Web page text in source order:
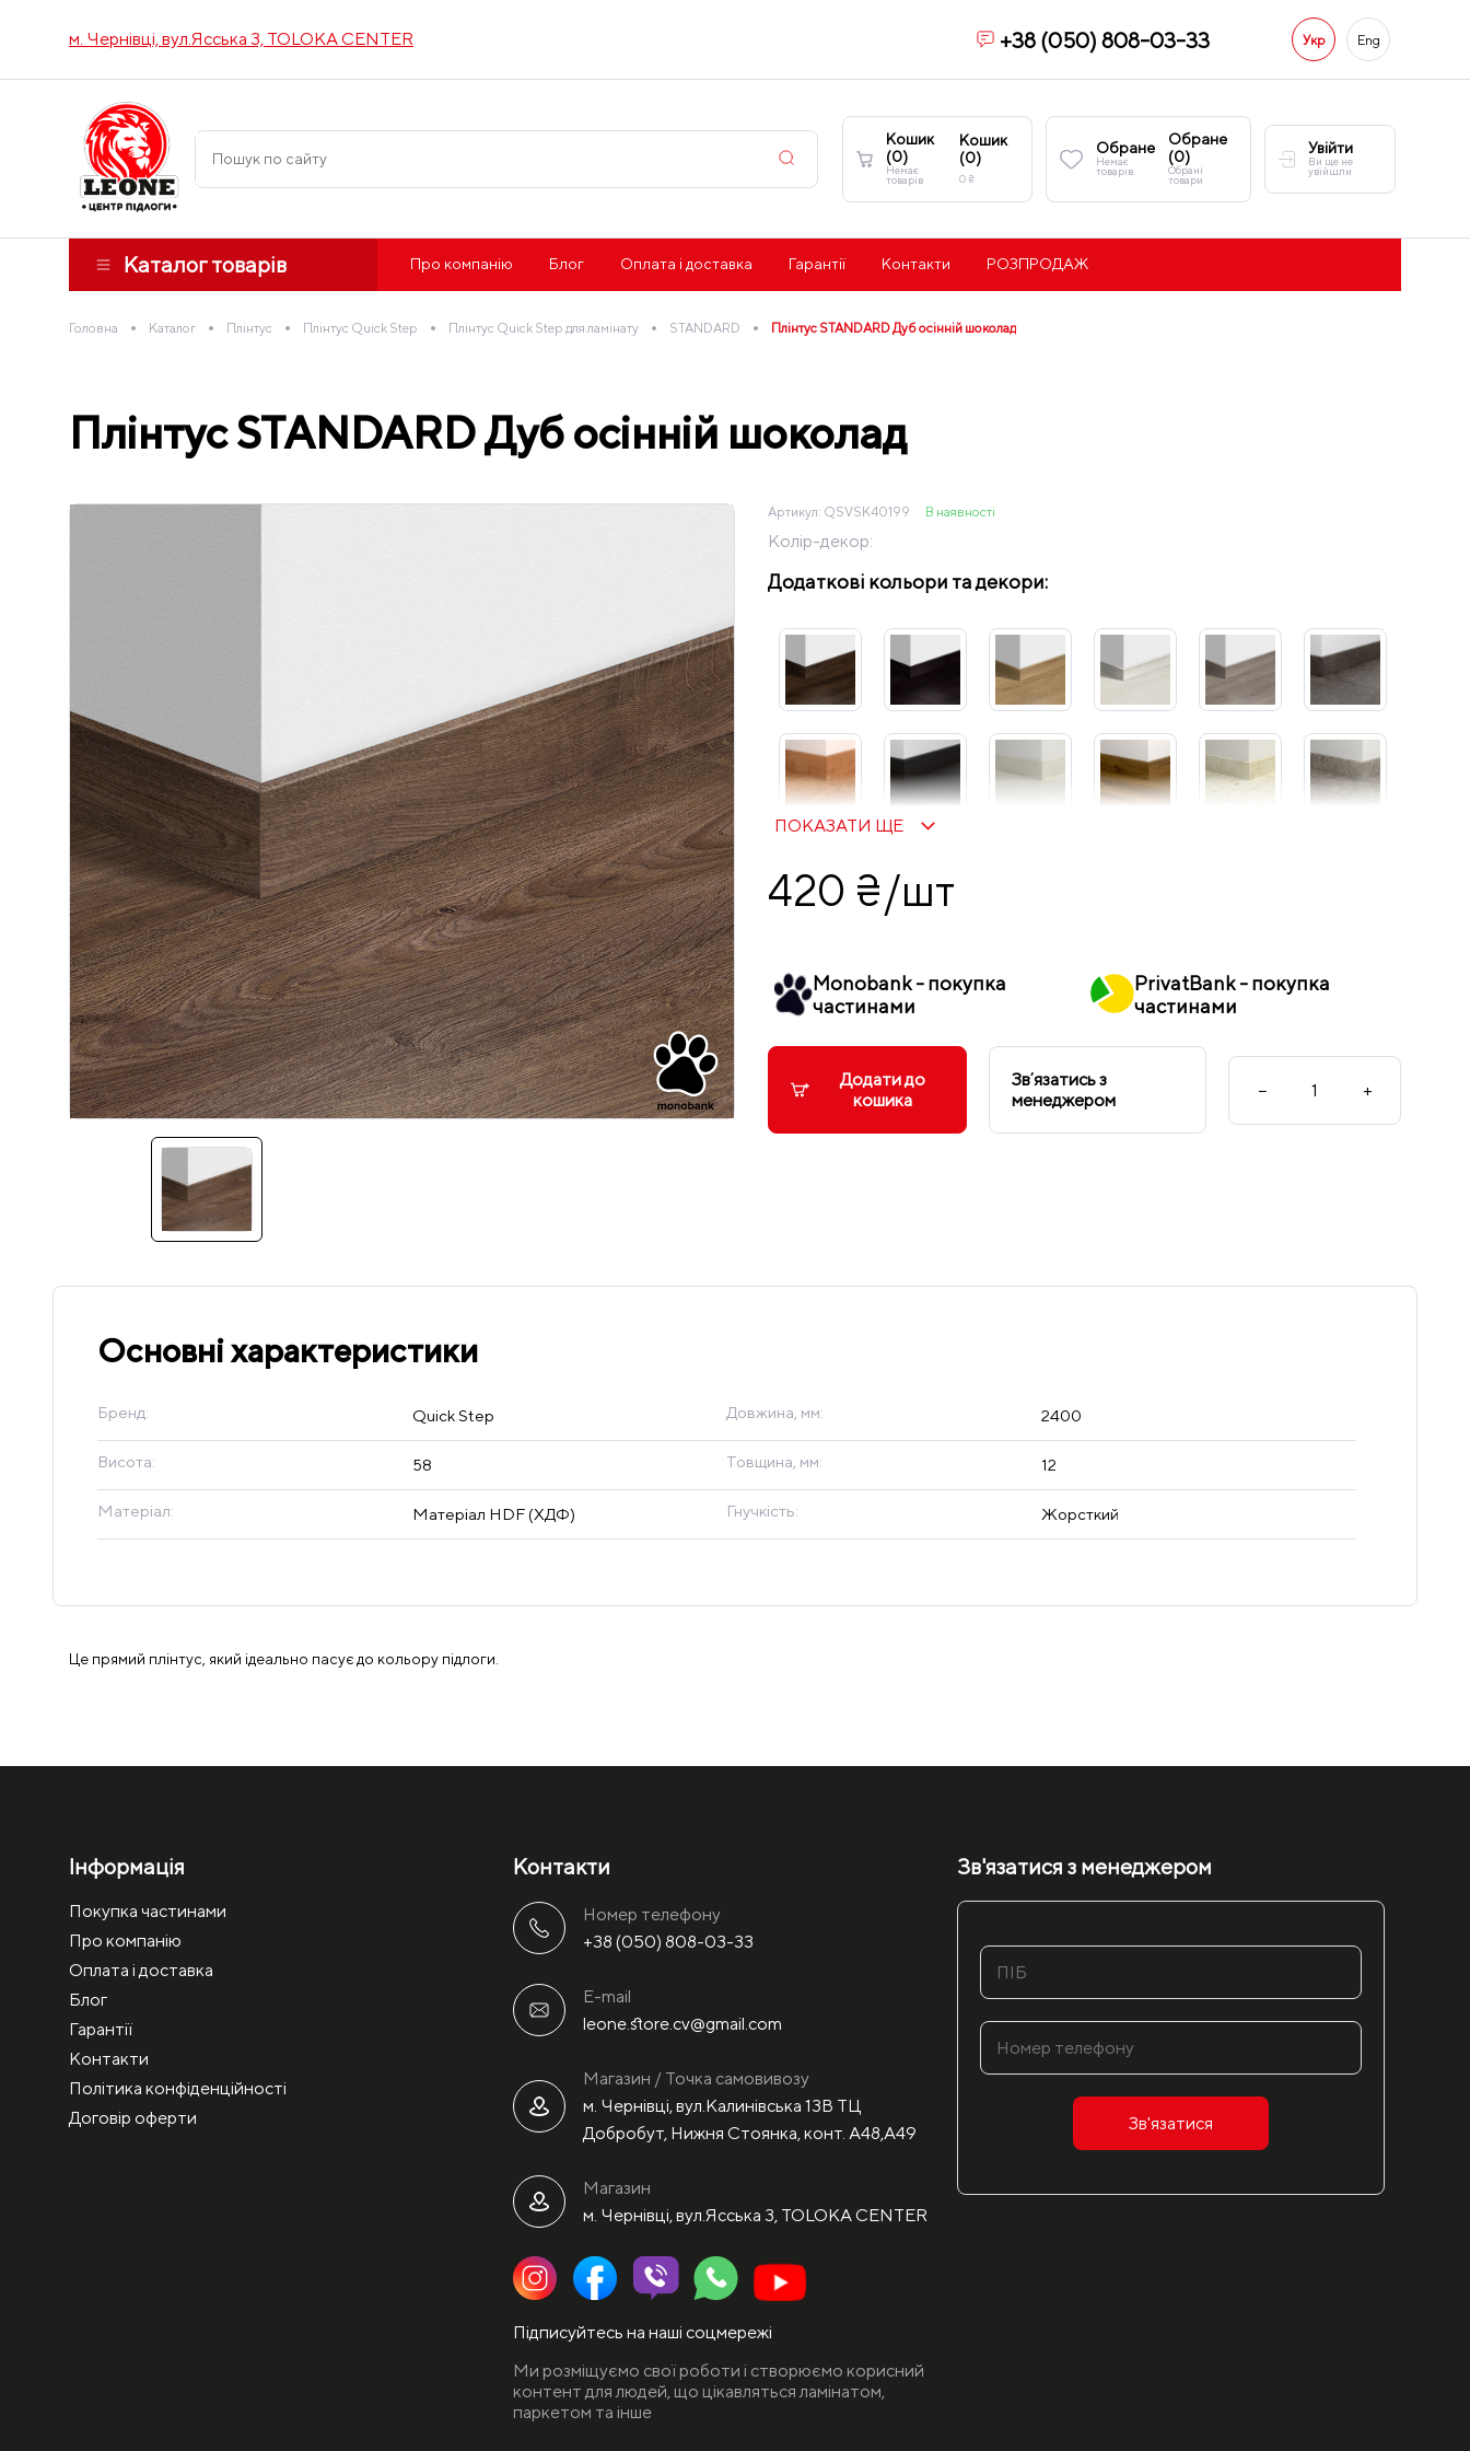
м. Чернівці, вул.Ясська 3, TOLOKA CENTER +38 (050) 808-03-33 Укр Eng
Кошик
(0)
Немає
товарів
Кошик
(0)
0₴
Обране
Немає
товарів
Обране
(0)
Обрані
товари
Увійти
Ви ще не
увійшли
Каталог товарів Про компанію Блог Оплата і доставка Гарантії Контакти РОЗПРОДАЖ
Головна • Каталог • Плінтус • Плінтус Quick Step • Плінтус Quick Step для ламінату • STANDARD • Плінтус STANDARD Дуб осінній шоколад
Плінтус STANDARD Дуб осінній шоколад
Артикул: QSVSK40199 В наявності
Колір-декор:
Додаткові кольори та декори:
ПОКАЗАТИ ЩЕ
420 ₴/шт
Monobank - покупка
частинами
PrivatBank - покупка
частинами
Додати до
кошика
Звʼязатись з
менеджером
− +
Основні характеристики
Бренд: Quick Step Довжина, мм: 2400
Висота: 58 Товщина, мм: 12
Матеріал: Матеріал HDF (ХДФ) Гнучкість: Жорсткий
Це прямий плінтус, який ідеально пасує до кольору підлоги.
Інформація
Покупка частинами
Про компанію
Оплата і доставка
Блог
Гарантії
Контакти
Політика конфіденційності
Договір оферти
Контакти
Номер телефону
+38 (050) 808-03-33
E-mail
leone.store.cv@gmail.com
Магазин / Точка самовивозу
м. Чернівці, вул.Калинівська 13В ТЦ
Добробут, Нижня Стоянка, конт. А48,А49
Магазин
м. Чернівці, вул.Ясська 3, TOLOKA CENTER
Підписуйтесь на наші соцмережі
Ми розміщуємо свої роботи і створюємо корисний
контент для людей, що цікавляться ламінатом,
паркетом та інше
Зв'язатися з менеджером
Зв'язатися